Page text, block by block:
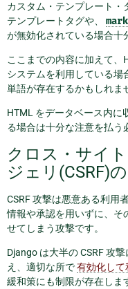
カスタム・テンプレート・
テンプレートタグや、
が無効化されている場合十
ここまでの内容に加えて、
システムを利用している場
単語が存在するかもしれま
HTML をデータベース内に
る場合は十分な注意を払う
クロス・サイ
ジェリ(CSRF)
CSRF 攻撃は悪意ある利用
情報や承認を用いずに、そ
せてしまう攻撃です。
Django は大半の CSRF 攻
え、適切な所で有効化して
緩和策にも制限が存在しま